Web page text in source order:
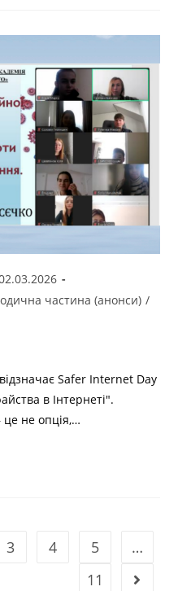
частина (анонси) /
Safer Internet Day
в Інтернеті".
не опція,…
3 4 5
…
11